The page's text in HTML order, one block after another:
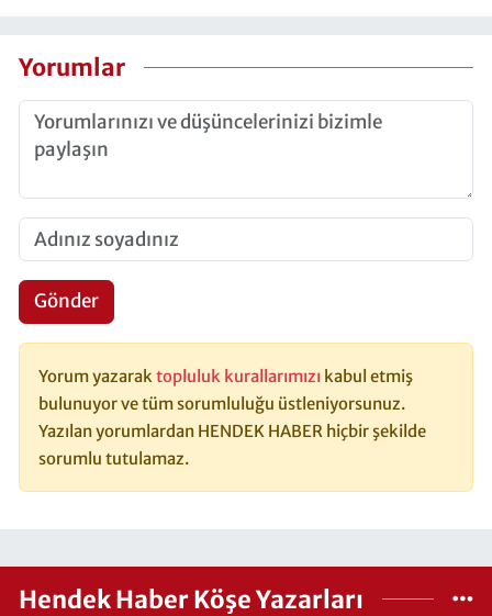
Yorumlar
Gönder
Yorum yazarak topluluk kurallarımızı kabul etmiş
bulunuyor ve tüm sorumluluğu üstleniyorsunuz.
Yazılan yorumlardan HENDEK HABER hiçbir şekilde
sorumlu tutulamaz.
Hendek Haber Köşe Yazarları